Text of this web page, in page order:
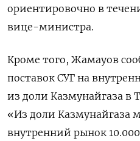
ориентировочно в
вице-министра.
Кроме того, Жамауов
поставок СУГ на
из доли Казмунайгаза в
«Из доли Казмунайгаза
внутренний рынок